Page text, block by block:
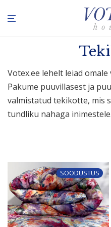
Votex.ee lehelt leiad
Pakume puuvil­lasest ja
valmis­tatud tekikotte, mis
tundliku nahaga inimestele.
SOODUSTUS